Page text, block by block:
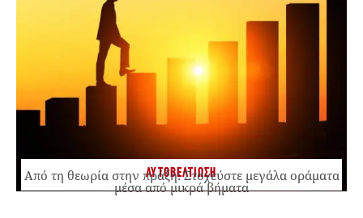
ΑΥΤΟΒΕΛΤΙΩΣΗ
Από τη θεωρία στην πράξη: Στοχεύστε μεγάλα οράματα
μέσα από μικρά βήματα